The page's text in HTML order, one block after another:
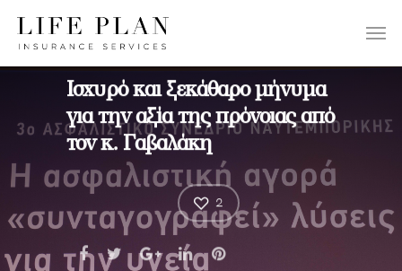
ΕΠΙΛΕΞΤΕ:
Ισχυρό και ξεκάθαρο μήνυμα
για την αξία της πρόνοιας από
τον κ. Γαβαλάκη
2